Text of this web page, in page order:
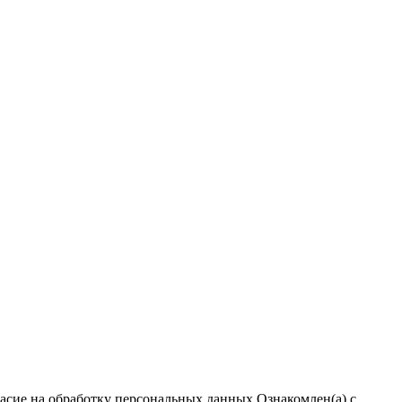
на обработку персональных данных Ознакомлен(а) с